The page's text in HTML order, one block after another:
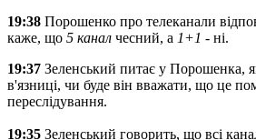
19:38 Порошенко про телеканали
каже, що 5 канал чесний, а 1+1 - ні.
19:37 Зеленський питає у Порошенка,
в'язниці, чи буде він вважати, що це
переслідування.
19:35 Зеленський говорить, що всі